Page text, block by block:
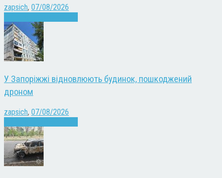
zapsich, 07/08/2026
У Запоріжжі відновлюють будинок, пошкоджений
дроном
zapsich, 07/08/2026